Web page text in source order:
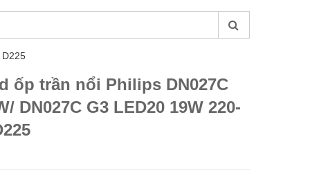
ốp trần nổi Philips DN027C
DN027C G3 LED20 19W 220-